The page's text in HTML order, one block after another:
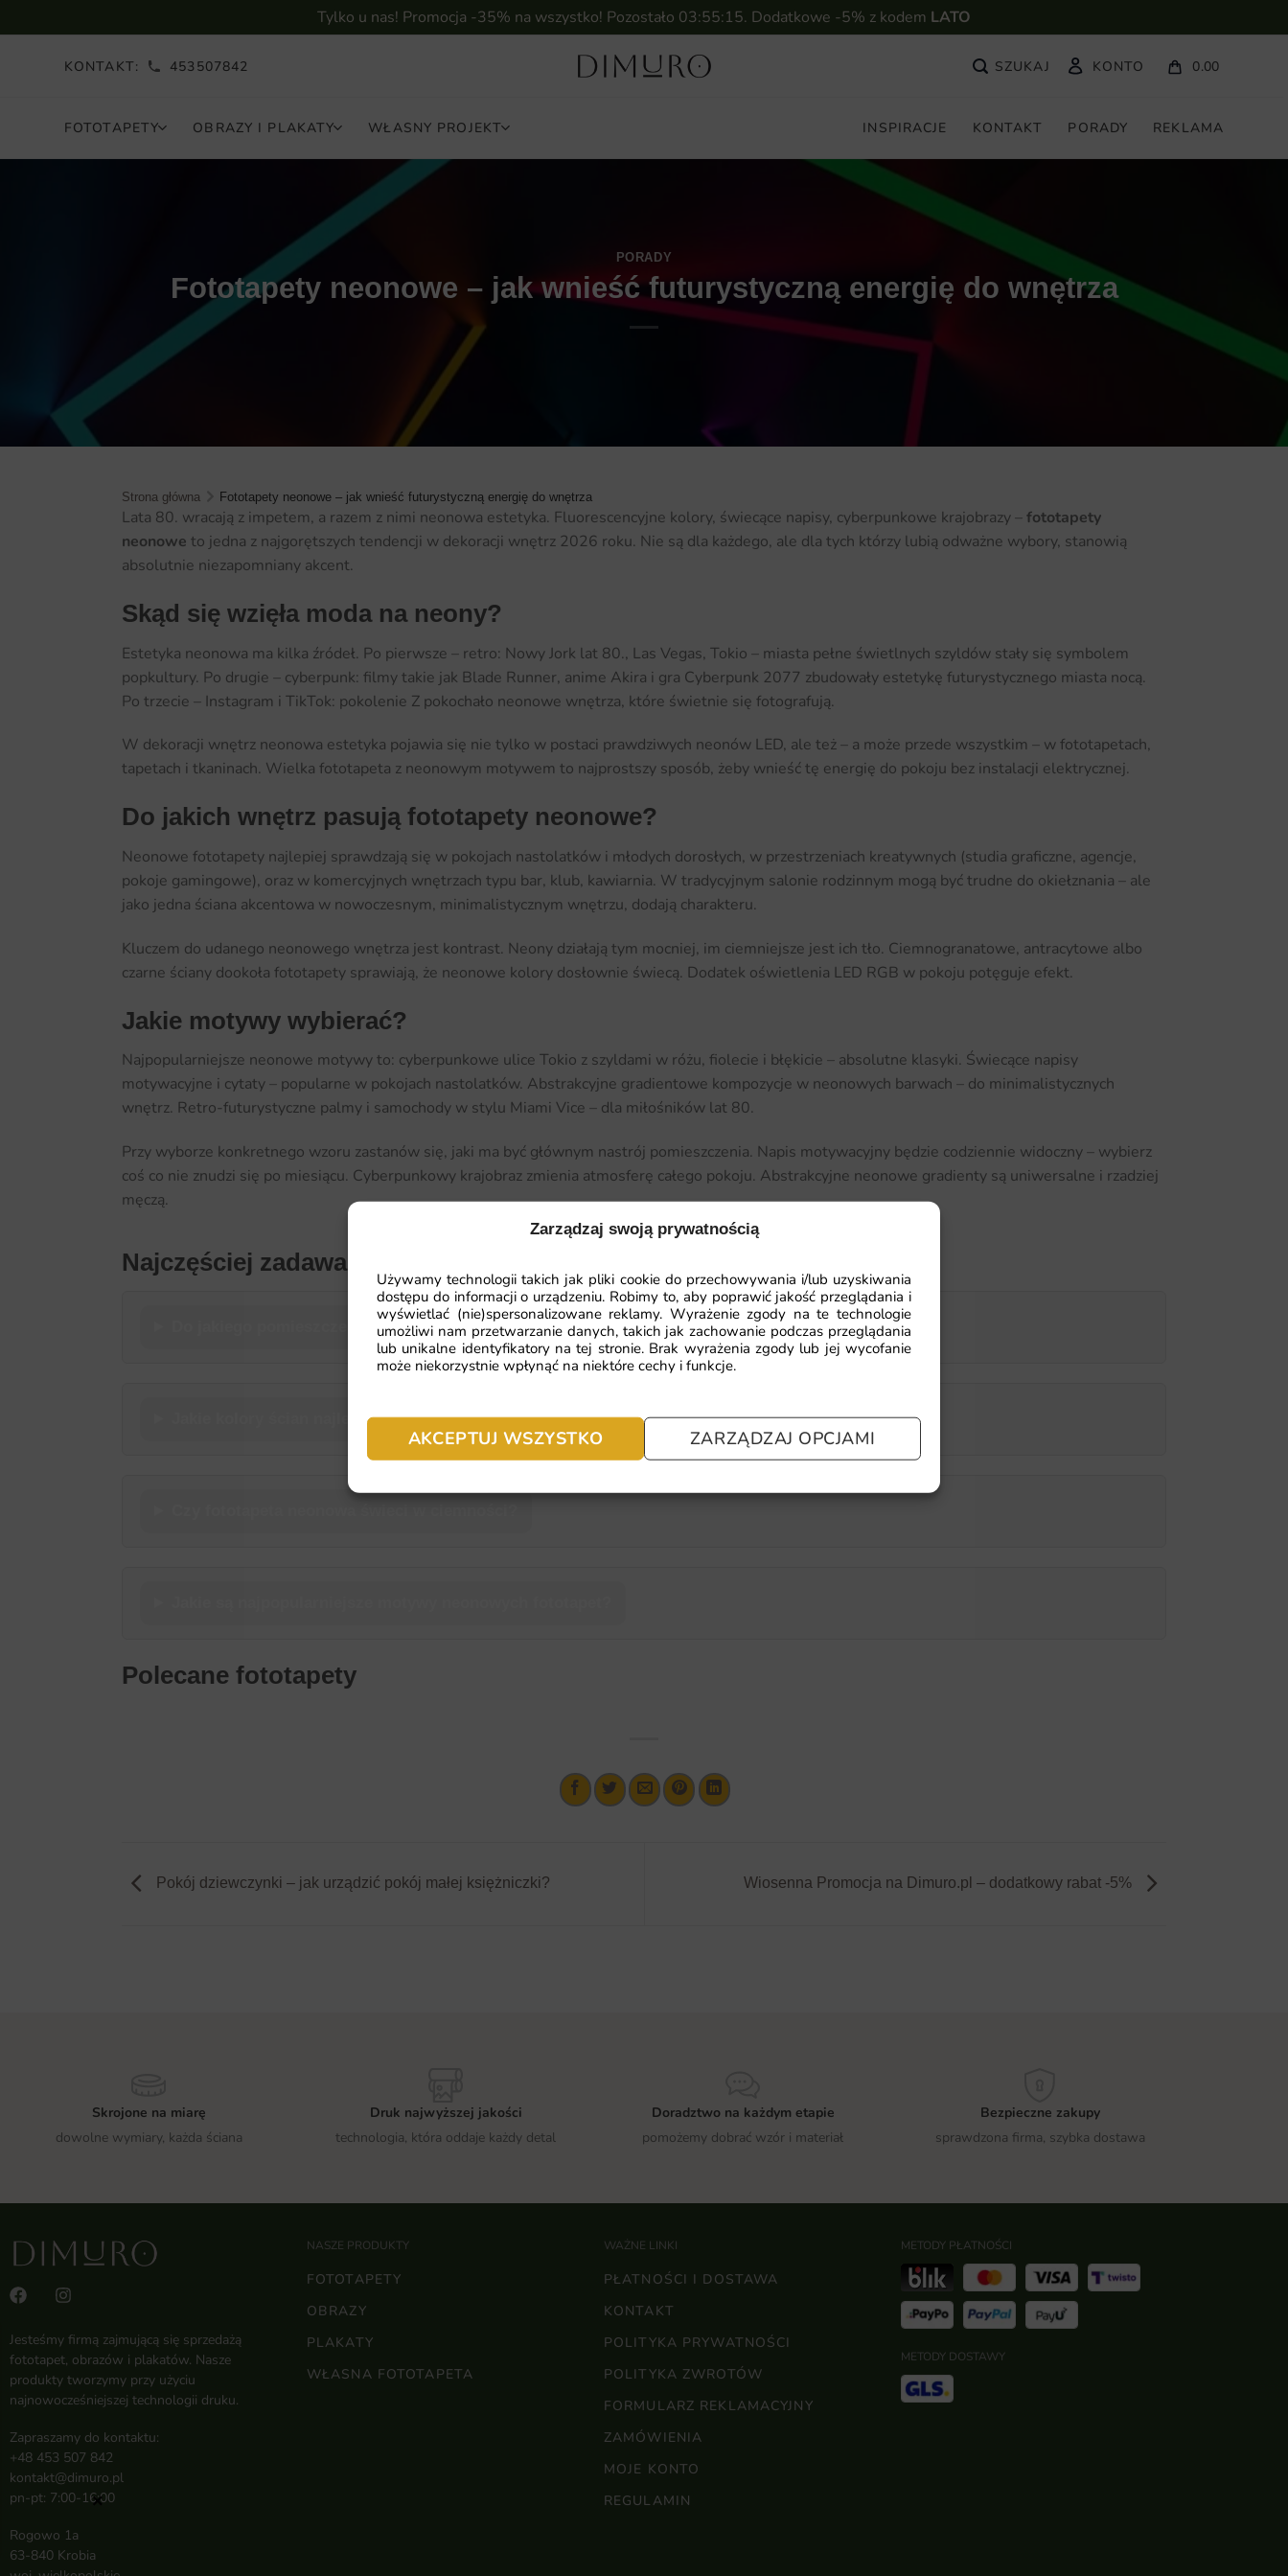
Zarządzaj swoją prywatnością
Używamy technologii takich jak pliki cookie do przechowywania i/lub uzyskiwania
dostępu do informacji o urządzeniu. Robimy to, aby poprawić jakość przeglądania i
wyświetlać (nie)spersonalizowane reklamy. Wyrażenie zgody na te technologie
umożliwi nam przetwarzanie danych, takich jak zachowanie podczas przeglądania
lub unikalne identyfikatory na tej stronie. Brak wyrażenia zgody lub jej wycofanie
może niekorzystnie wpłynąć na niektóre cechy i funkcje.
AKCEPTUJ WSZYSTKO ZARZĄDZAJ OPCJAMI
Tylko u nas! Promocja -35% na wszystko! Pozostało 03:55:14. Dodatkowe -5% z kodem LATO
KONTAKT: 453507842 KONTO 0.00
FOTOTAPETY OBRAZY I PLAKATY WŁASNY PROJEKT INSPIRACJE KONTAKT PORADY REKLAMA
PORADY
Fototapety neonowe – jak wnieść futurystyczną energię do wnętrza
Strona główna Fototapety neonowe – jak wnieść futurystyczną energię do wnętrza
Lata 80. wracają z impetem, a razem z nimi neonowa estetyka. Fluorescencyjne kolory, świecące napisy, cyberpunkowe krajobrazy –fototapety
neonowe to jedna z najgorętszych tendencji w dekoracji wnętrz 2026 roku. Nie są dla każdego, ale dla tych którzy lubią odważne wybory, stanowią
absolutnie niezapomniany akcent.
Skąd się wzięła moda na neony?
Estetyka neonowa ma kilka źródeł. Po pierwsze – retro: Nowy Jork lat 80., Las Vegas, Tokio – miasta pełne świetlnych szyldów stały się symbolem
popkultury. Po drugie – cyberpunk: filmy takie jak Blade Runner, anime Akira i gra Cyberpunk 2077 zbudowały estetykę futurystycznego miasta nocą.
Po trzecie – Instagram i TikTok: pokolenie Z pokochało neonowe wnętrza, które świetnie się fotografują.
W dekoracji wnętrz neonowa estetyka pojawia się nie tylko w postaci prawdziwych neonów LED, ale też – a może przede wszystkim – w fototapetach,
tapetach i tkaninach. Wielka fototapeta z neonowym motywem to najprostszy sposób, żeby wnieść tę energię do pokoju bez instalacji elektrycznej.
Do jakich wnętrz pasują fototapety neonowe?
Neonowe fototapety najlepiej sprawdzają się w pokojach nastolatków i młodych dorosłych, w przestrzeniach kreatywnych (studia graficzne, agencje,
pokoje gamingowe), oraz w komercyjnych wnętrzach typu bar, klub, kawiarnia. W tradycyjnym salonie rodzinnym mogą być trudne do okiełznania – ale
jako jedna ściana akcentowa w nowoczesnym, minimalistycznym wnętrzu, dodają charakteru.
Kluczem do udanego neonowego wnętrza jest kontrast. Neony działają tym mocniej, im ciemniejsze jest ich tło. Ciemnogranatowe, antracytowe albo
czarne ściany dookoła fototapety sprawiają, że neonowe kolory dosłownie świecą. Dodatek oświetlenia LED RGB w pokoju potęguje efekt.
Jakie motywy wybierać?
Najpopularniejsze neonowe motywy to: cyberpunkowe ulice Tokio z szyldami w różu, fiolecie i błękicie – absolutne klasyki. Świecące napisy
motywacyjne i cytaty – popularne w pokojach nastolatków. Abstrakcyjne gradientowe kompozycje w neonowych barwach – do minimalistycznych
wnętrz. Retro-futurystyczne palmy i samochody w stylu Miami Vice – dla miłośników lat 80.
Przy wyborze konkretnego wzoru zastanów się, jaki ma być głównym nastrój pomieszczenia. Napis motywacyjny będzie codziennie widoczny – wybierz
coś co nie znudzi się po miesiącu. Cyberpunkowy krajobraz zmienia atmosferę całego pokoju. Abstrakcyjne neonowe gradienty są uniwersalne i rzadziej
męczą.
Najczęściej zadawane pytania
Do jakiego pomieszczenia pasuje fototapeta neonowa?
Jakie kolory ścian najlepiej pasują do neonowej fototapety?
Polecane fototapety
Pokój dziewczynki – jak urządzić pokój małej księżniczki? Wiosenna Promocja na Dimuro.pl – dodatkowy rabat -5%
Skrojone na miarę
dowolne wymiary, każda ściana
Druk najwyższej jakości
technologia, która oddaje każdy detal
Doradztwo na każdym etapie
pomożemy dobrać wzór i materiał
Bezpieczne zakupy
sprawdzona firma, szybka dostawa
Jesteśmy firmą zajmującą się sprzedażą
fototapet, obrazów i plakatów. Nasze
produkty tworzymy przy użyciu
najnowocześniejszej technologii druku.
Zapraszamy do kontaktu:
+48 453 507 842
kontakt@dimuro.pl
pn-pt: 7:00-16:00
Rogowo 1a
63-840 Krobia
NASZE PRODUKTY
FOTOTAPETY
OBRAZY
PLAKATY
WŁASNA FOTOTAPETA
WAŻNE LINKI
PŁATNOŚCI I DOSTAWA
KONTAKT
POLITYKA PRYWATNOŚCI
POLITYKA ZWROTÓW
FORMULARZ REKLAMACYJNY
ZAMÓWIENIA
MOJE KONTO
REGULAMIN
METODY PŁATNOŚCI
METODY DOSTAWY
×